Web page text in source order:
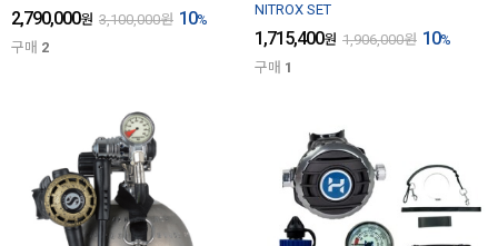
2,790,000원 3,100,000원 10%
구매 2
NITROX SET
1,715,400원 1,906,000원 10%
구매 1